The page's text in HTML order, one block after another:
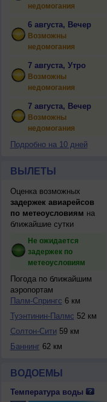
недомогания
6 августа, Вечер
Возможны
недомогания
7 августа, Утро
Возможны
недомогания
7 августа, Вечер
Возможны
недомогания
Подробно на 10 дней
ВЫЛЕТЫ
Оценка возможных
задержек авиарейсов
по метеоусловиям на
ближайшие сутки
Не ожидается
задержек по
метеоусловиям
Погода по ближайшим
аэропортам
Палм-Спрингс 6 км
Туэнтинин-Палмс 52 км
Солтон-Сити 59 км
Баннинг 62 км
ВОДОЕМЫ
Температура воды